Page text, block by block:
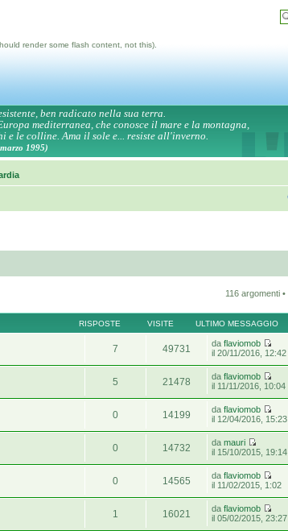
render some flash content, not this).
ben radicato nella sua terra.
mediterranea, che conosce il mare e la montagna,
e le colline. Ama il sole e... resiste all'inverno.
1995)
116 argomenti •
RISPOSTE VISITE ULTIMO MESSAGGIO
7 49731 daflaviomob
il 20/11/2016, 12:42
5 21478 daflaviomob
il 11/11/2016, 10:04
0 14199 daflaviomob
il 12/04/2016, 15:23
0 14732 damauri
il 15/10/2015, 19:14
0 14565 daflaviomob
il 11/02/2015, 1:02
1 16021 daflaviomob
il 05/02/2015, 23:27